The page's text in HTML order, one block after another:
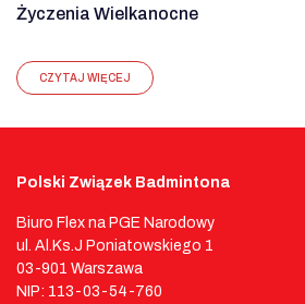
Życzenia Wielkanocne
CZYTAJ WIĘCEJ
Polski Związek Badmintona
Biuro Flex na PGE Narodowy
ul. Al.Ks.J Poniatowskiego 1
03-901 Warszawa
NIP: 113-03-54-760